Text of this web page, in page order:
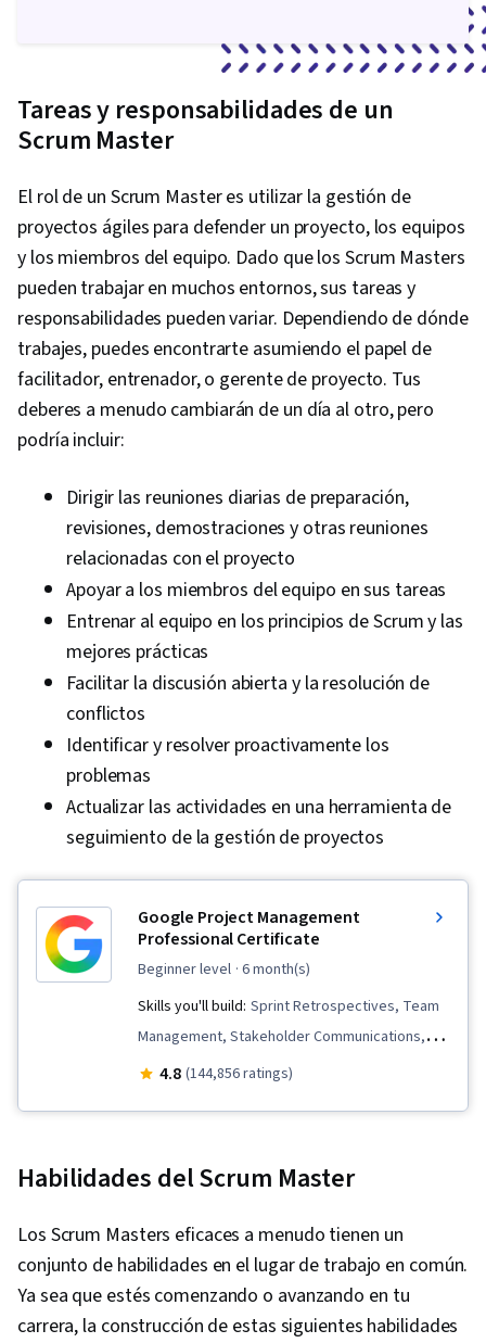
Tareas y responsabilidades de un
Scrum Master
El rol de un Scrum Master es utilizar la gestión de
proyectos ágiles para defender un proyecto, los equipos
y los miembros del equipo. Dado que los Scrum Masters
pueden trabajar en muchos entornos, sus tareas y
responsabilidades pueden variar. Dependiendo de dónde
trabajes, puedes encontrarte asumiendo el papel de
facilitador, entrenador, o gerente de proyecto. Tus
deberes a menudo cambiarán de un día al otro, pero
podría incluir:
Dirigir las reuniones diarias de preparación,
revisiones, demostraciones y otras reuniones
relacionadas con el proyecto
Apoyar a los miembros del equipo en sus tareas
Entrenar al equipo en los principios de Scrum y las
mejores prácticas
Facilitar la discusión abierta y la resolución de
conflictos
Identificar y resolver proactivamente los
problemas
Actualizar las actividades en una herramienta de
seguimiento de la gestión de proyectos
Google Project Management
Professional Certificate
beginner level · 6 month(s)
Skills you'll build: Sprint Retrospectives, Team
Management, Stakeholder Communications,
Scope Management, Stakeholder Analysis,
Assessment, Quality Assurance, Project
Scoping, Change Management, Backlogs,
4.8 (144,856 ratings)
Habilidades del Scrum Master
Los Scrum Masters eficaces a menudo tienen un
conjunto de habilidades en el lugar de trabajo en común.
Ya sea que estés comenzando o avanzando en tu
carrera, la construcción de estas siguientes habilidades